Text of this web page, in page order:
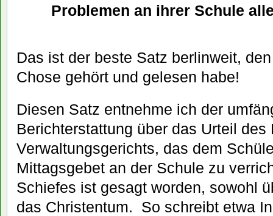
Problemen an ihrer Schule
Das ist der beste Satz berlinweit,
Chose gehört und gelesen habe!
Diesen Satz entnehme ich der
Berichterstattung über das Urteil des
Verwaltungsgerichts, das dem
Mittagsgebet an der Schule zu
Schiefes ist gesagt worden, sowohl
das Christentum. So schreibt etwa